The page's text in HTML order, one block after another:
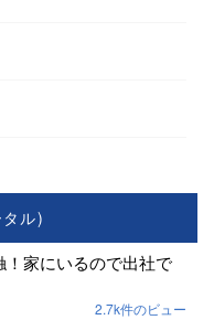
ル)
家にいるので出社で
2.7k件のビュー